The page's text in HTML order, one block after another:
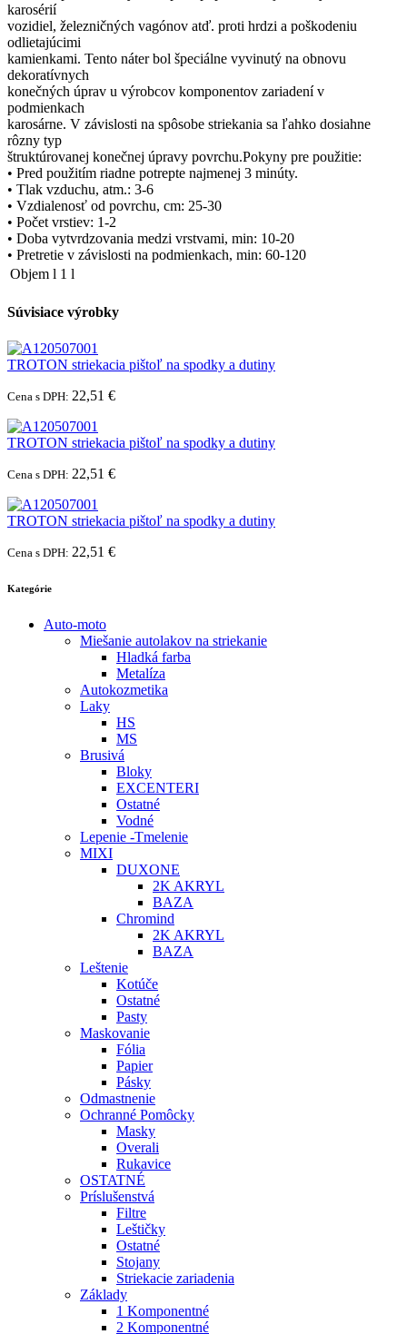
karosérií
vozidiel, železničných vagónov atď. proti hrdzi a poškodeniu
odlietajúcimi
kamienkami. Tento náter bol špeciálne vyvinutý na obnovu
dekoratívnych
konečných úprav u výrobcov komponentov zariadení v
podmienkach
karosárne. V závislosti na spôsobe striekania sa ľahko dosiahne
rôzny typ
štruktúrovanej konečnej úpravy povrchu.Pokyny pre použitie:
• Pred použitím riadne potrepte najmenej 3 minúty.
• Tlak vzduchu, atm.: 3-6
• Vzdialenosť od povrchu, cm: 25-30
• Počet vrstiev: 1-2
• Doba vytvrdzovania medzi vrstvami, min: 10-20
• Pretretie v závislosti na podmienkach, min: 60-120
Objem l 1 l
Súvisiace výrobky
TROTON striekacia pištoľ na spodky a dutiny
Cena s DPH: 22,51 €
TROTON striekacia pištoľ na spodky a dutiny
Cena s DPH: 22,51 €
TROTON striekacia pištoľ na spodky a dutiny
Cena s DPH: 22,51 €
Kategórie
Auto-moto
Miešanie autolakov na striekanie
Hladká farba
Metalíza
Autokozmetika
Laky
HS
MS
Brusivá
Bloky
EXCENTERI
Ostatné
Vodné
Lepenie -Tmelenie
MIXI
DUXONE
2K AKRYL
BAZA
Chromind
2K AKRYL
BAZA
Leštenie
Kotúče
Ostatné
Pasty
Maskovanie
Fólia
Papier
Pásky
Odmastnenie
Ochranné Pomôcky
Masky
Overali
Rukavice
OSTATNÉ
Príslušenstvá
Filtre
Leštičky
Ostatné
Stojany
Striekacie zariadenia
Základy
1 Komponentné
2 Komponentné